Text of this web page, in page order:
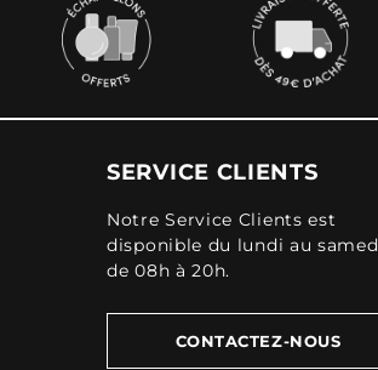
SERVICE CLIENTS
Notre Service Clients est
disponible du lundi au
de 08h à 20h.
CONTACTEZ-NOUS